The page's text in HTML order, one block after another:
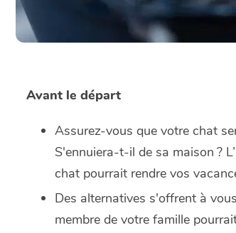
Avant le départ
Assurez-vous que votre chat
S'ennuiera-t-il de sa maison ?
chat pourrait rendre vos
Des alternatives s'offrent à
membre de votre famille